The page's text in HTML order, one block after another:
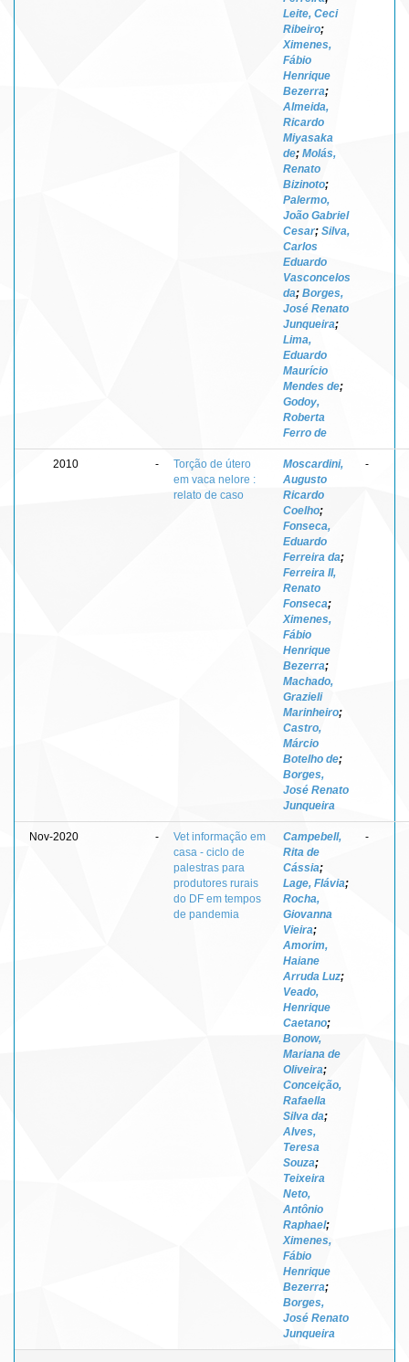
Leite, Ceci
Ribeiro;
Ximenes,
Fábio
Henrique
Bezerra;
Almeida,
Ricardo
Miyasaka
de; Molás,
Renato
Bizinoto;
Palermo,
João Gabriel
Cesar; Silva,
Carlos
Eduardo
Vasconcelos
da; Borges,
José Renato
Junqueira;
Lima,
Eduardo
Maurício
Mendes de;
Godoy,
Roberta
Ferro de
2010 -
Torção de útero
em vaca nelore :
relato de caso
Moscardini,
Augusto
Ricardo
Coelho;
Fonseca,
Eduardo
Ferreira da;
Ferreira II,
Renato
Fonseca;
Ximenes,
Fábio
Henrique
Bezerra;
Machado,
Grazieli
Marinheiro;
Castro,
Márcio
Botelho de;
Borges,
José Renato
Junqueira
-
Nov-2020 -
Vet informação em
casa - ciclo de
palestras para
produtores rurais
do DF em tempos
de pandemia
Campebell,
Rita de
Cássia;
Lage, Flávia;
Rocha,
Giovanna
Vieira;
Amorim,
Haiane
Arruda Luz;
Veado,
Henrique
Caetano;
Bonow,
Mariana de
Oliveira;
Conceição,
Rafaella
Silva da;
Alves,
Teresa
Souza;
Teixeira
Neto,
Antônio
Raphael;
Ximenes,
Fábio
Henrique
Bezerra;
Borges,
José Renato
Junqueira
-